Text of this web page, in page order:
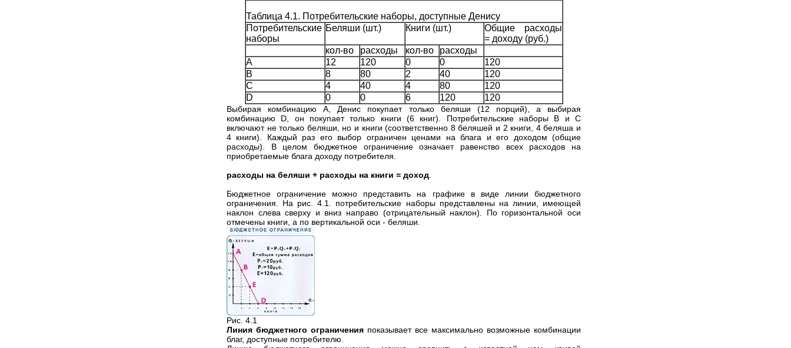
Таблица 4.1. Потребительские наборы, доступные Денису
Потребительские
наборы
Беляши (шт.) Книги (шт.)
Общие расходы
= доходу (руб.)
кол-во
расходы кол-во
расходы
A
12 120 0 0
120
B
8 80 2 40
120
C
4 40 4 80
120
D
0 0 6 120 120
Выбирая комбинацию А, Денис покупает только беляши (12 порций), а выбирая
комбинацию D, он покупает только книги (6 книг). Потребительские наборы В и С
включают не только беляши, но и книги (соответственно 8 беляшей и 2 книги, 4 беляша и
4 книги). Каждый раз его выбор ограничен ценами на блага и его доходом (общие
расходы). В целом бюджетное ограничение означает равенство всех расходов на
приобретаемые блага доходу потребителя.
расходы на беляши + расходы на книги = доход
Бюджетное ограничение можно представить на графике в виде линии бюджетного
ограничения. На рис. 4.1. потребительские наборы представлены на линии, имеющей
наклон слева сверху и вниз направо (отрицательный наклон). По горизонтальной оси
отмечены книги, а по вертикальной оси - беляши.
Рис. 4.1
Линия бюджетного ограничения показывает все максимально возможные комбинации
благ, доступные потребителю.